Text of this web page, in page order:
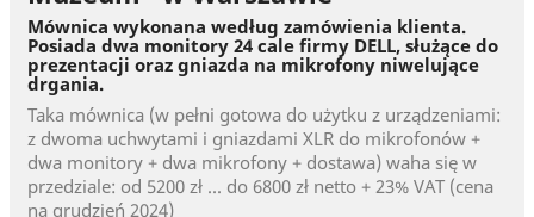
Mównica wykonana według zamówienia klienta.
Posiada dwa monitory 24 cale firmy DELL, służące do
prezentacji oraz gniazda na mikrofony niwelujące
drgania.
Taka mównica (w pełni gotowa do użytku z urządzeniami:
z dwoma uchwytami i gniazdami XLR do mikrofonów +
dwa monitory + dwa mikrofony + dostawa) waha się w
przedziale: od 5200 zł ... do 6800 zł netto + 23% VAT (cena
na grudzień 2024)